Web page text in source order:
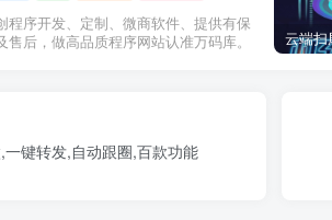
程序开发、定制、微商软件、提供有保
售后，做高品质程序网站认准万码库。
键转发,自动跟圈,百款功能